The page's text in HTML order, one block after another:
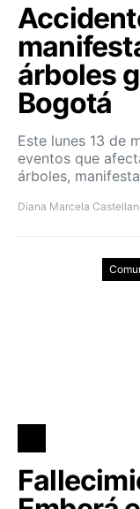
árboles
Bogotá
Este lunes 13 de
eventos que
árboles,
Diana Marcela